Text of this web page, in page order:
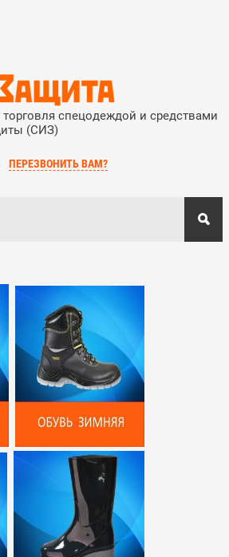
спецодеждой и средствами
(СИЗ)
ПЕРЕЗВОНИТЬ ВАМ?